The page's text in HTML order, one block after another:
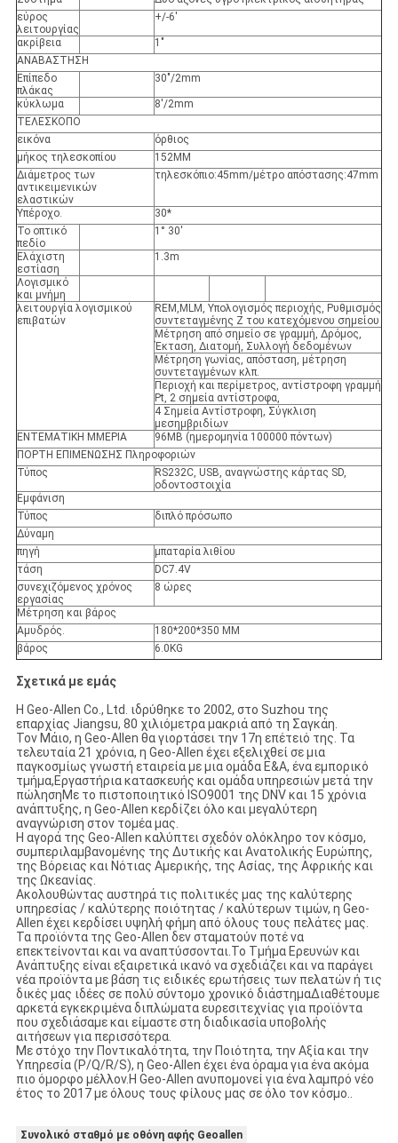
εύρος
λειτουργίας
+/-6'
ακρίβεια
1"
ΑΝΑΒΑΣΤΗΣΗ
Επίπεδο
πλάκας
30"/2mm
κύκλωμα
8'/2mm
ΤΕΛΕΣΚΟΠΟ
εικόνα
όρθιος
μήκος τηλεσκοπίου
152MM
Διάμετρος των
αντικειμενικών
ελαστικών
τηλεσκόπιο:45mm/μέτρο απόστασης:47mm
Υπέροχο.
30*
Το οπτικό
πεδίο
1° 30'
Ελάχιστη
εστίαση
1.3m
Λογισμικό
και μνήμη
λειτουργία λογισμικού
επιβατών
REM,MLM, Υπολογισμός περιοχής, Ρυθμισμός
συντεταγμένης Z του κατεχόμενου σημείου
Μέτρηση από σημείο σε γραμμή, Δρόμος,
Έκταση, Διατομή, Συλλογή δεδομένων
Μέτρηση γωνίας, απόσταση, μέτρηση
συντεταγμένων κλπ.
Περιοχή και περίμετρος, αντίστροφη γραμμή
Pt, 2 σημεία αντίστροφα,
4 Σημεία Αντίστροφη, Σύγκλιση
μεσημβριδίων
ΕΝΤΕΜΑΤΙΚΗ ΜΜΕΡΙΑ
96MB (ημερομηνία 100000 πόντων)
ΠΟΡΤΗ ΕΠΙΜΕΝΩΣΗΣ Πληροφοριών
Τύπος
RS232C, USB, αναγνώστης κάρτας SD,
οδοντοστοιχία
Εμφάνιση
Τύπος
διπλό πρόσωπο
Δύναμη
πηγή
μπαταρία λιθίου
τάση
DC7.4V
συνεχιζόμενος χρόνος
εργασίας
8 ώρες
Μέτρηση και βάρος
Αμυδρός.
180*200*350 MM
βάρος
6.0KG
Σχετικά με εμάς
Η Geo-Allen Co., Ltd. ιδρύθηκε το 2002, στο Suzhou της
επαρχίας Jiangsu, 80 χιλιόμετρα μακριά από τη Σαγκάη.
Τον Μάιο, η Geo-Allen θα γιορτάσει την 17η επέτειό της. Τα
τελευταία 21 χρόνια, η Geo-Allen έχει εξελιχθεί σε μια
παγκοσμίως γνωστή εταιρεία με μια ομάδα Ε&Α, ένα εμπορικό
τμήμα,Εργαστήρια κατασκευής και ομάδα υπηρεσιών μετά την
πώλησηΜε το πιστοποιητικό ISO9001 της DNV και 15 χρόνια
ανάπτυξης, η Geo-Allen κερδίζει όλο και μεγαλύτερη
αναγνώριση στον τομέα μας.
Η αγορά της Geo-Allen καλύπτει σχεδόν ολόκληρο τον κόσμο,
συμπεριλαμβανομένης της Δυτικής και Ανατολικής Ευρώπης,
της Βόρειας και Νότιας Αμερικής, της Ασίας, της Αφρικής και
της Ωκεανίας.
Ακολουθώντας αυστηρά τις πολιτικές μας της καλύτερης
υπηρεσίας / καλύτερης ποιότητας / καλύτερων τιμών, η Geo-
Allen έχει κερδίσει υψηλή φήμη από όλους τους πελάτες μας.
Τα προϊόντα της Geo-Allen δεν σταματούν ποτέ να
επεκτείνονται και να αναπτύσσονται.Το Τμήμα Ερευνών και
Ανάπτυξης είναι εξαιρετικά ικανό να σχεδιάζει και να παράγει
νέα προϊόντα με βάση τις ειδικές ερωτήσεις των πελατών ή τις
δικές μας ιδέες σε πολύ σύντομο χρονικό διάστημαΔιαθέτουμε
αρκετά εγκεκριμένα διπλώματα ευρεσιτεχνίας για προϊόντα
που σχεδιάσαμε και είμαστε στη διαδικασία υποβολής
αιτήσεων για περισσότερα.
Με στόχο την Ποντικαλότητα, την Ποιότητα, την Αξία και την
Υπηρεσία (P/Q/R/S), η Geo-Allen έχει ένα όραμα για ένα ακόμα
πιο όμορφο μέλλον.Η Geo-Allen ανυπομονεί για ένα λαμπρό νέο
έτος το 2017 με όλους τους φίλους μας σε όλο τον κόσμο..
Συνολικό σταθμό με οθόνη αφής Geoallen